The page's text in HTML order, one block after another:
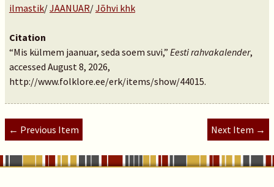
ilmastik/JAANUAR/Jõhvi khk
Citation
“Mis külmem jaanuar, seda soem suvi,” Eesti rahvakalender,
accessed August 8, 2026,
http://www.folklore.ee/erk/items/show/44015.
← Previous Item Next Item →